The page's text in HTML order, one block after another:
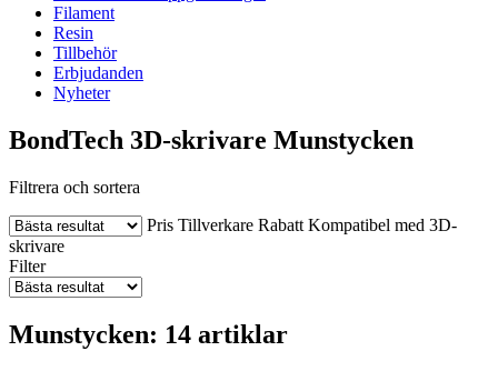
Filament
Resin
Tillbehör
Erbjudanden
Nyheter
BondTech 3D-skrivare Munstycken
Filtrera och sortera
Pris Tillverkare Rabatt Kompatibel med 3D-
skrivare
Filter
Munstycken: 14 artiklar